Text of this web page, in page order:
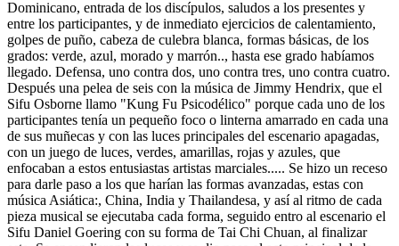
Dominicano, entrada de los discípulos, saludos a los presentes y
entre los participantes, y de inmediato ejercicios de calentamiento,
golpes de puño, cabeza de culebra blanca, formas básicas, de los
grados: verde, azul, morado y marrón.., hasta ese grado habíamos
llegado. Defensa, uno contra dos, uno contra tres, uno contra cuatro.
Después una pelea de seis con la música de Jimmy Hendrix, que el
Sifu Osborne llamo "Kung Fu Psicodélico" porque cada uno de los
participantes tenía un pequeño foco o linterna amarrado en cada una
de sus muñecas y con las luces principales del escenario apagadas,
con un juego de luces, verdes, amarillas, rojas y azules, que
enfocaban a estos entusiastas artistas marciales..... Se hizo un receso
para darle paso a los que harían las formas avanzadas, estas con
música Asiática:, China, India y Thailandesa, y así al ritmo de cada
pieza musical se ejecutaba cada forma, seguido entro al escenario el
Sifu Daniel Goering con su forma de Tai Chi Chuan, al finalizar